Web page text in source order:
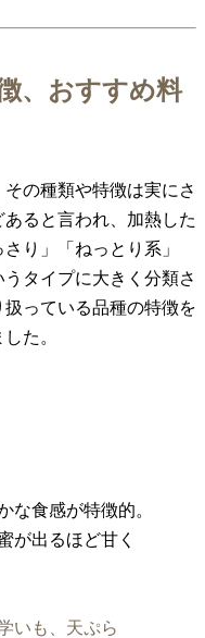
、おすすめ料
その種類や特徴は実にさ
ると言われ、加熱した
り」「ねっとり系」
うタイプに大きく分類さ
っている品種の特徴を
た。
な食感が特徴的。
が出るほど甘く
いも、天ぷら